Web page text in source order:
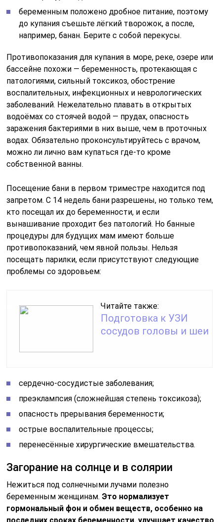
беременным положено дробное питание, поэтому
до купания съешьте лёгкий творожок, а после,
например, банан. Берите с собой перекусы.
Противопоказания для купания в море, реке, озере или
бассейне похожи — беременность, протекающая с
патологиями, сильный токсикоз, обострение
воспалительных, инфекционных и неврологических
заболеваний. Нежелательно плавать в открытых
водоёмах со стоячей водой — прудах, опасность
заражения бактериями в них выше, чем в проточных
водах. Обязательно проконсультируйтесь с врачом,
можно ли лично вам купаться где-то кроме
собственной ванны.
Посещение бани в первом триместре находится под
запретом. С 14 недель бани разрешены, но только тем,
кто посещал их до беременности, и если
вынашивание проходит без патологий. Но банные
процедуры для будущих мам имеют больше
противопоказаний, чем явной пользы. Нельзя
посещать парилки, если присутствуют следующие
проблемы со здоровьем:
Читайте также:
Подготовка к УЗИ
сосудов головы и шеи
сердечно-сосудистые заболевания;
преэклампсия (сложнейшая степень токсикоза);
опасность прерывания беременности;
острые воспалительные процессы;
перенесённые хирургические вмешательства.
Загорание на солнце и в солярии
Нежиться под солнечными лучами полезно
беременным женщинам. Это нормализует
гормональный фон и обмен веществ, особенно на